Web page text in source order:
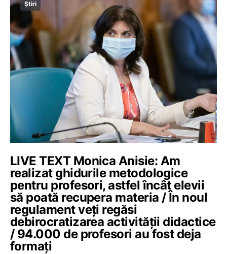
Știri
LIVE TEXT Monica Anisie: Am
realizat ghidurile metodologice
pentru profesori, astfel încât elevii
să poată recupera materia / În noul
regulament veți regăsi
debirocratizarea activității didactice
/ 94.000 de profesori au fost deja
formați